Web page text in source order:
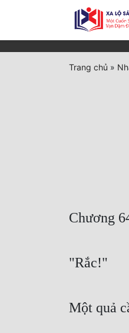
Trang chủ »
Chương
"Rắc!"
Một quả